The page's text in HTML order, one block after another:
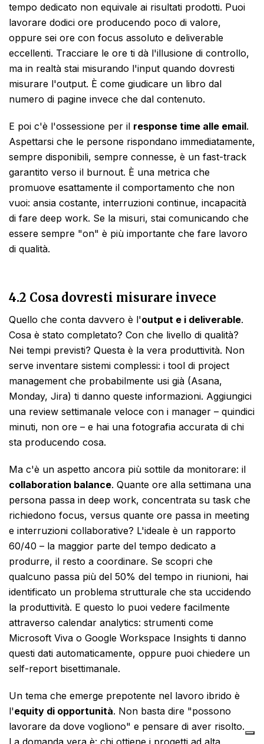
tempo dedicato non equivale ai risultati prodotti. Puoi
lavorare dodici ore producendo poco di valore,
oppure sei ore con focus assoluto e deliverable
eccellenti. Tracciare le ore ti dà l'illusione di controllo,
ma in realtà stai misurando l'input quando dovresti
misurare l'output. È come giudicare un libro dal
numero di pagine invece che dal contenuto.
E poi c'è l'ossessione per il response time alle email.
Aspettarsi che le persone rispondano immediatamente,
sempre disponibili, sempre connesse, è un fast-track
garantito verso il burnout. È una metrica che
promuove esattamente il comportamento che non
vuoi: ansia costante, interruzioni continue, incapacità
di fare deep work. Se la misuri, stai comunicando che
essere sempre "on" è più importante che fare lavoro
di qualità.
4.2 Cosa dovresti misurare invece
Quello che conta davvero è l'output e i deliverable.
Cosa è stato completato? Con che livello di qualità?
Nei tempi previsti? Questa è la vera produttività. Non
serve inventare sistemi complessi: i tool di project
management che probabilmente usi già (Asana,
Monday, Jira) ti danno queste informazioni. Aggiungici
una review settimanale veloce con i manager – quindici
minuti, non ore – e hai una fotografia accurata di chi
sta producendo cosa.
Ma c'è un aspetto ancora più sottile da monitorare: il
collaboration balance. Quante ore alla settimana una
persona passa in deep work, concentrata su task che
richiedono focus, versus quante ore passa in meeting
e interruzioni collaborative? L'ideale è un rapporto
60/40 – la maggior parte del tempo dedicato a
produrre, il resto a coordinare. Se scopri che
qualcuno passa più del 50% del tempo in riunioni, hai
identificato un problema strutturale che sta uccidendo
la produttività. E questo lo puoi vedere facilmente
attraverso calendar analytics: strumenti come
Microsoft Viva o Google Workspace Insights ti danno
questi dati automaticamente, oppure puoi chiedere un
self-report bisettimanale.
Un tema che emerge prepotente nel lavoro ibrido è
l'equity di opportunità. Non basta dire "possono
lavorare da dove vogliono" e pensare di aver risolto.